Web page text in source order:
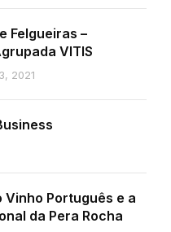
Felgueiras –
VITIS
2021
Vinho Português e a
da Pera Rocha